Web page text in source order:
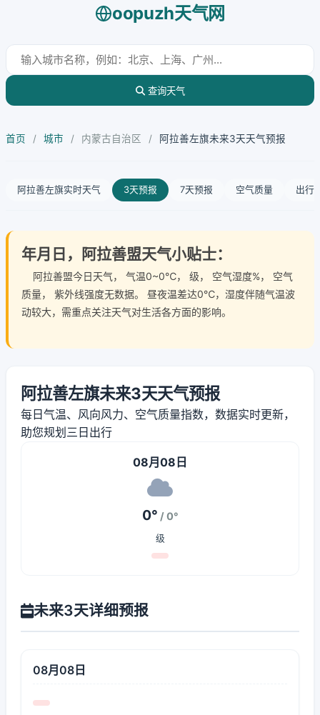
oopuzh天气网
查询天气
首页 / 城市 / 内蒙古自治区 / 阿拉善左旗未来3天天气预报
阿拉善左旗实时天气 3天预报 7天预报 空气质量 出行
年月日，阿拉善盟天气小贴士：
阿拉善盟今日天气， 气温0~0℃， 级， 空气湿度%， 空气
质量， 紫外线强度无数据。 昼夜温差达0℃，湿度伴随气温波
动较大，需重点关注天气对生活各方面的影响。
阿拉善左旗未来3天天气预报
每日气温、风向风力、空气质量指数，数据实时更新，
助您规划三日出行
08月08日
0° / 0°
级
未来3天详细预报
08月08日